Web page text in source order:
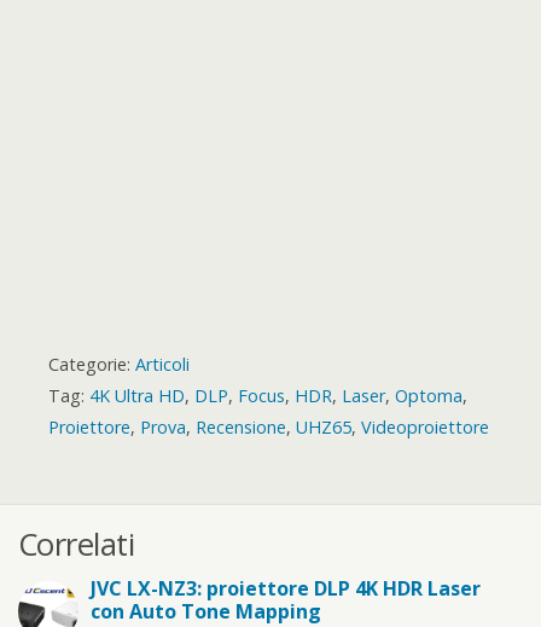
Categorie: Articoli
Tag: 4K Ultra HD, DLP, Focus, HDR, Laser, Optoma,
Proiettore, Prova, Recensione, UHZ65, Videoproiettore
Correlati
JVC LX-NZ3: proiettore DLP 4K HDR Laser
con Auto Tone Mapping